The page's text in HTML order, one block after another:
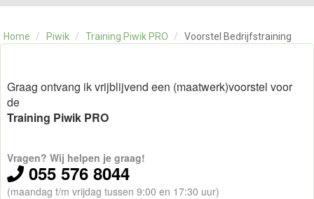
CATEGORIE
OVER ONS
Home / Piwik / Training Piwik PRO / Voorstel Bedrijfstraining
Graag ontvang ik vrijblijvend een (maatwerk)voorstel voor
de
Training Piwik PRO
Vragen? Wij helpen je graag!
055 576 8044
(maandag t/m vrijdag tussen 9:00 en 17:30 uur)